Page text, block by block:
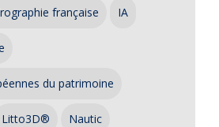
française IA
du patrimoine
Litto3D® Nautic